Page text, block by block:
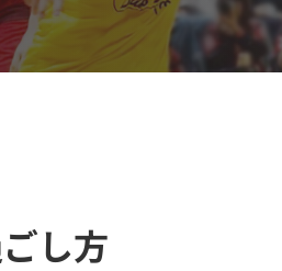
個人情報保護方針
し方